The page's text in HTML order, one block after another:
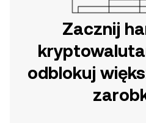
Zacznij
odblokuj